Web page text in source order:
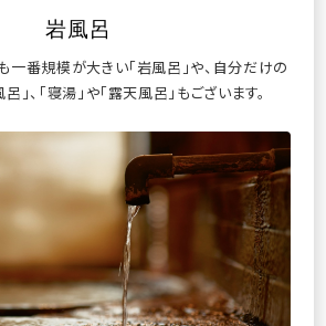
岩風呂
番規模が大きい「岩風呂」や、 自分だけの
」、「寝湯」や「露天風呂」もございます。